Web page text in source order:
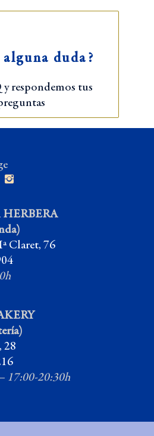
alguna duda?
respondemos tus
HERBERA
Claret, 76
28
17:00-20:30h